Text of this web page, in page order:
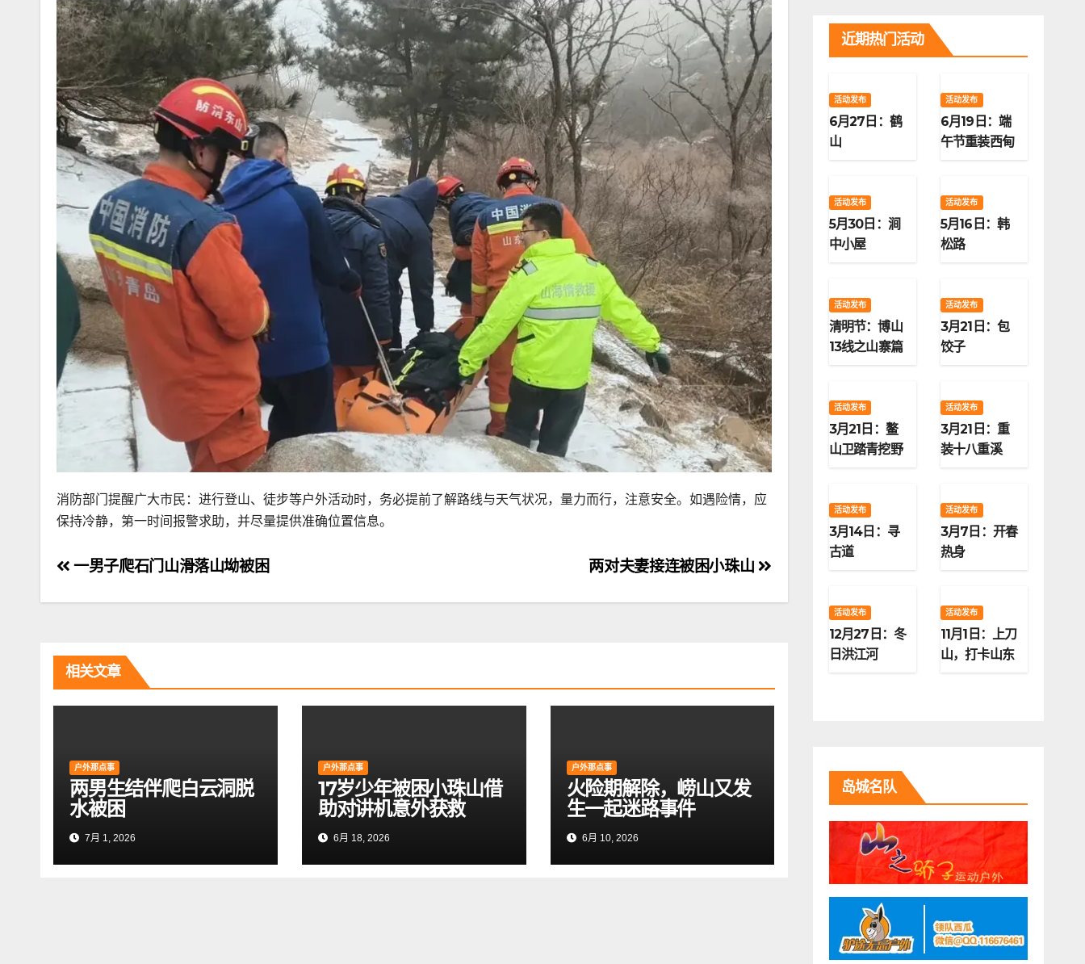
消防部门提醒广大市民：进行登山、徒步等户外活动时，务必提前了解路线与天气状况，量力而行，注意安全。如遇险情，应
保持冷静，第一时间报警求助，并尽量提供准确位置信息。
文
章
航
两对夫妻接连被困小珠山
一男子爬石门山滑落山坳被困
相关文章
户外那点事
两男生结伴爬白云洞脱
水被困
7月 1, 2026
户外那点事
17岁少年被困小珠山借
助对讲机意外获救
6月 18, 2026
户外那点事
火险期解除，崂山又发
生一起迷路事件
6月 10, 2026
近期热门活动
活动发布
6月27日：鹤
山
活动发布
6月19日：端
午节重装西甸
活动发布
5月30日：涧
中小屋
活动发布
5月16日：韩
松路
活动发布
清明节：博山
13线之山寨篇
活动发布
3月21日：包
饺子
活动发布
3月21日：鳌
山卫踏青挖野
活动发布
3月21日：重
装十八重溪
活动发布
3月14日：寻
古道
活动发布
3月7日：开春
热身
活动发布
12月27日：冬
日洪江河
活动发布
11月1日：上刀
山，打卡山东
岛城名队